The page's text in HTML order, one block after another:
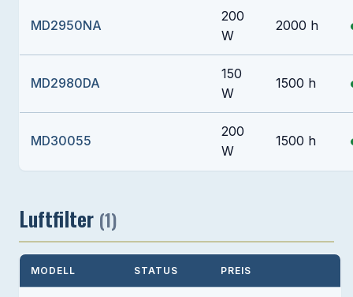
MD2950NA
200
W
2000 h
MD2980DA
150
W
1500 h
MD30055
200
W
1500 h
Luftfilter (1)
MODELL STATUS PREIS